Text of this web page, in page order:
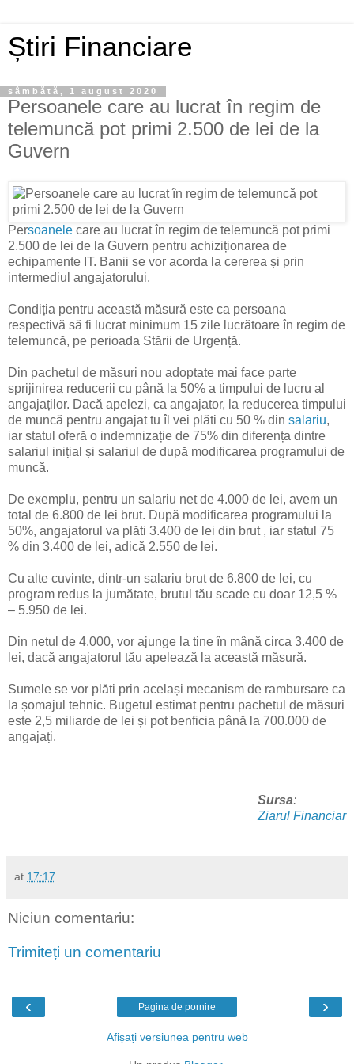
Știri Financiare
sâmbătă, 1 august 2020
Persoanele care au lucrat în regim de
telemuncă pot primi 2.500 de lei de la
Guvern
Persoanele care au lucrat în regim de telemuncă pot primi
2.500 de lei de la Guvern pentru achiziționarea de
echipamente IT. Banii se vor acorda la cererea și prin
intermediul angajatorului.
Condiția pentru această măsură este ca persoana
respectivă să fi lucrat minimum 15 zile lucrătoare în regim de
telemuncă, pe perioada Stării de Urgență.
Din pachetul de măsuri nou adoptate mai face parte
sprijinirea reducerii cu până la 50% a timpului de lucru al
angajaților. Dacă apelezi, ca angajator, la reducerea timpului
de muncă pentru angajat tu îl vei plăti cu 50 % din salariu,
iar statul oferă o indemnizație de 75% din diferența dintre
salariul inițial și salariul de după modificarea programului de
muncă.
De exemplu, pentru un salariu net de 4.000 de lei, avem un
total de 6.800 de lei brut. După modificarea programului la
50%, angajatorul va plăti 3.400 de lei din brut , iar statul 75
% din 3.400 de lei, adică 2.550 de lei.
Cu alte cuvinte, dintr-un salariu brut de 6.800 de lei, cu
program redus la jumătate, brutul tău scade cu doar 12,5 %
– 5.950 de lei.
Din netul de 4.000, vor ajunge la tine în mână circa 3.400 de
lei, dacă angajatorul tău apelează la această măsură.
Sumele se vor plăti prin același mecanism de rambursare ca
la șomajul tehnic. Bugetul estimat pentru pachetul de măsuri
este 2,5 miliarde de lei și pot benficia până la 700.000 de
angajați.
Sursa:
Ziarul Financiar
at 17:17
Niciun comentariu:
Trimiteți un comentariu
‹ ›
Pagina de pornire
Afișați versiunea pentru web